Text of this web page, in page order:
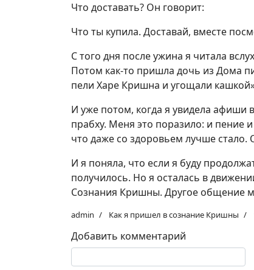
Что доставать? Он говорит:
Что ты купила. Доставай, вместе
С того дня после ужина я читала
Потом как-то пришла дочь из Дома
пели Харе Кришна и угощали
И уже потом, когда я увидела афиши
прабху. Меня это поразило: и пение
что даже со здоровьем лучше стало.
И я поняла, что если я буду
получилось. Но я осталась в
Сознания Кришны. Другое общение
admin Как я пришел в сознание Кришны
Добавить комментарий
Текст комментария